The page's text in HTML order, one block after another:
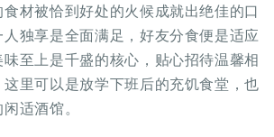
材被恰到好处的火候成就出绝佳的口
独享是全面满足，好友分食便是适应
至上是千盛的核心，贴心招待温馨相
里可以是放学下班后的充饥食堂，也
适酒馆。